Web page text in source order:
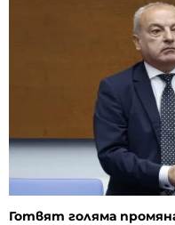
Готвят голяма